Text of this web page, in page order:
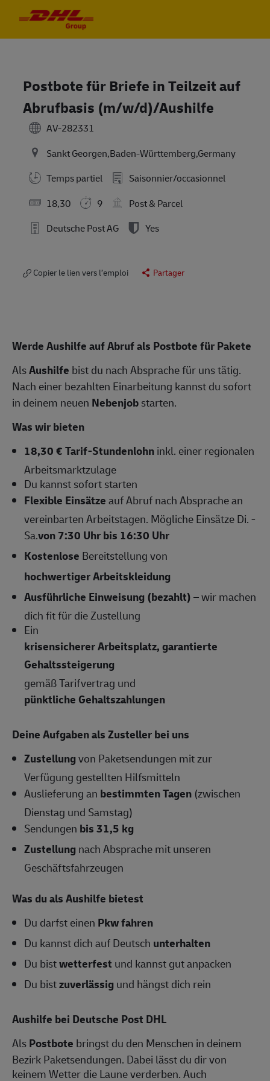
Postbote für Briefe in Teilzeit auf
Abrufbasis (m/w/d)/Aushilfe
AV-282331
Sankt Georgen,Baden-Württemberg,Germany
Temps partiel
Saisonnier/occasionnel
18,30
9
Post & Parcel
Deutsche Post AG
Yes
Copier le lien vers l’emploi Partager
Werde Aushilfe auf Abruf als Postbote für Pakete
AlsAushilfe bist du nach Absprache für uns tätig.
Nach einer bezahlten Einarbeitung kannst du sofort
in deinem neuen Nebenjobstarten.
Was wir bieten
18,30 € Tarif-Stundenlohninkl. einer regionalen
Arbeitsmarktzulage
Du kannst sofort starten
Flexible Einsätzeauf Abruf nach Absprache an
vereinbarten Arbeitstagen. Mögliche Einsätze Di. -
Sa.von 7:30 Uhr bis 16:30 Uhr
Kostenlose Bereitstellung von
hochwertiger Arbeitskleidung
Ausführliche Einweisung (bezahlt)– wir machen
dich fit für die Zustellung
Ein
krisensicherer Arbeitsplatz, garantierte
Gehaltssteigerung
gemäß Tarifvertrag und
pünktliche Gehaltszahlungen
Deine Aufgaben als Zusteller bei uns
Zustellungvon Paketsendungen mit zur
Verfügung gestellten Hilfsmitteln
Auslieferung an bestimmten Tagen (zwischen
Dienstag und Samstag)
Sendungen bis 31,5 kg
Zustellungnach Absprache mit unseren
Geschäftsfahrzeugen
Was du als Aushilfe bietest
Du darfst einen Pkw fahren
Du kannst dich auf Deutsch unterhalten
Du bistwetterfest und kannst gut anpacken
Du bistzuverlässigund hängst dich rein
Aushilfe bei Deutsche Post DHL
AlsPostbote bringst du den Menschen in deinem
Bezirk Paketsendungen. Dabei lässt du dir von
keinem Wetter die Laune verderben. Auch